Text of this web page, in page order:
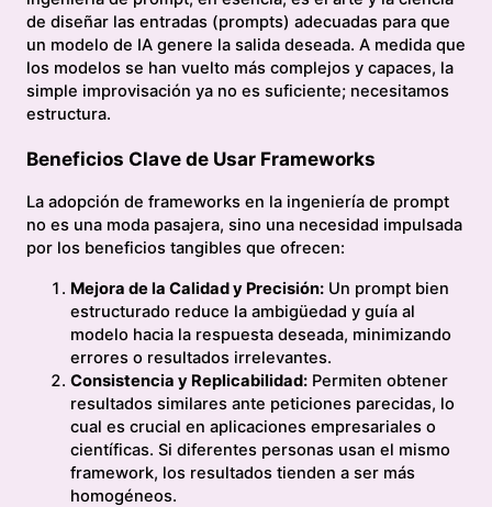
de diseñar las entradas (prompts) adecuadas para que
un modelo de IA genere la salida deseada. A medida que
los modelos se han vuelto más complejos y capaces, la
simple improvisación ya no es suficiente; necesitamos
estructura.
Beneficios Clave de Usar Frameworks
La adopción de frameworks en la ingeniería de prompt
no es una moda pasajera, sino una necesidad impulsada
por los beneficios tangibles que ofrecen:
Mejora de la Calidad y Precisión: Un prompt bien
estructurado reduce la ambigüedad y guía al
modelo hacia la respuesta deseada, minimizando
errores o resultados irrelevantes.
Consistencia y Replicabilidad: Permiten obtener
resultados similares ante peticiones parecidas, lo
cual es crucial en aplicaciones empresariales o
científicas. Si diferentes personas usan el mismo
framework, los resultados tienden a ser más
homogéneos.